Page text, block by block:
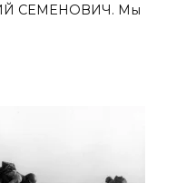
СЕМЕНОВИЧ. Мы